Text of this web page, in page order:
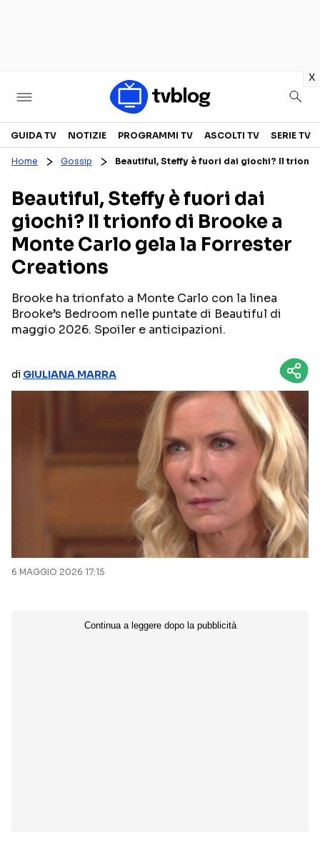
x
Televisione
CANALI TV
PROGRAMMI TV
PERSONAGGI TV
SERIE TV
REALITY SHOW
FICTION
Streaming
AMAZON PRIME VIDEO
DISNEY+
PARAMOUNT+
Categorie
RETROSCENA
INTERVISTE
RUBRICHE
Seguici sui social
GUIDA TV NOTIZIE PROGRAMMI TV ASCOLTI TV SERIE TV
Home Gossip Beautiful, Steffy è fuori dai giochi? Il
Beautiful, Steffy è fuori dai
giochi? Il trionfo di Brooke a
Monte Carlo gela la Forrester
Creations
Brooke ha trionfato a Monte Carlo con la linea
Brooke’s Bedroom nelle puntate di Beautiful di
maggio 2026. Spoiler e anticipazioni.
di GIULIANA MARRA
6 MAGGIO 2026 17:15